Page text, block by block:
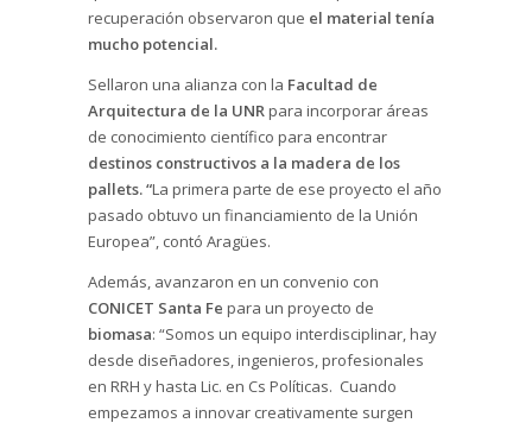
recuperación observaron que el material tenía
mucho potencial.
Sellaron una alianza con la Facultad de
Arquitectura de la UNRpara incorporar áreas
de conocimiento científico para encontrar
destinos constructivos a la madera de los
pallets. “La primera parte de ese proyecto el año
pasado obtuvo un financiamiento de la Unión
Europea”, contó Aragües.
Además, avanzaron en un convenio con
CONICET Santa Fe para un proyecto de
biomasa: “Somos un equipo interdisciplinar, hay
desde diseñadores, ingenieros, profesionales
en RRH y hasta Lic. en Cs Políticas. Cuando
empezamos a innovar creativamente surgen